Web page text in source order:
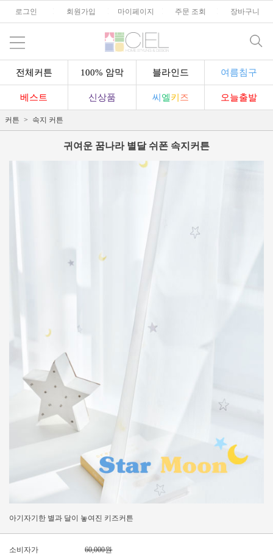
로그인 회원가입 마이페이지 주문 조회 장바구니
전체커튼 100% 암막 블라인드 여름침구
베스트 신상품 씨 엘키 즈 오늘출발
커튼 속지 커튼
귀여운 꿈나라 별달 쉬폰 속지커튼
아기자기한 별과 달이 놓여진 키즈커튼
소비자가
60,000원